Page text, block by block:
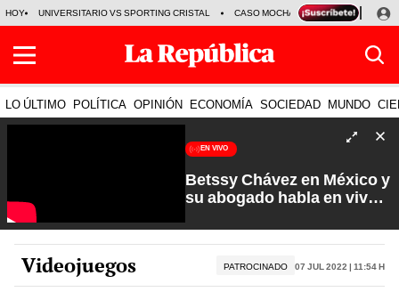
HOY UNIVERSITARIO VS SPORTING CRISTAL CASO MOCHASUELDOS
LO ÚLTIMO POLÍTICA OPINIÓN ECONOMÍA SOCIEDAD MUNDO
EN VIVO
Betssy Chávez en México y
su abogado habla en vivo |
Carlos Cornejo
Videojuegos PATROCINADO 07 Jul 2022 | 11:54 h